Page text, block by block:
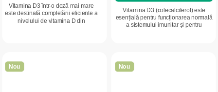
Vitamina D3 într-o doză mai mare
este destinată completării eficiente a
nivelului de vitamina D din
Vitamina D3 (colecalciferol) este
esențială pentru funcționarea normală
a sistemului imunitar și pentru
Nou Nou